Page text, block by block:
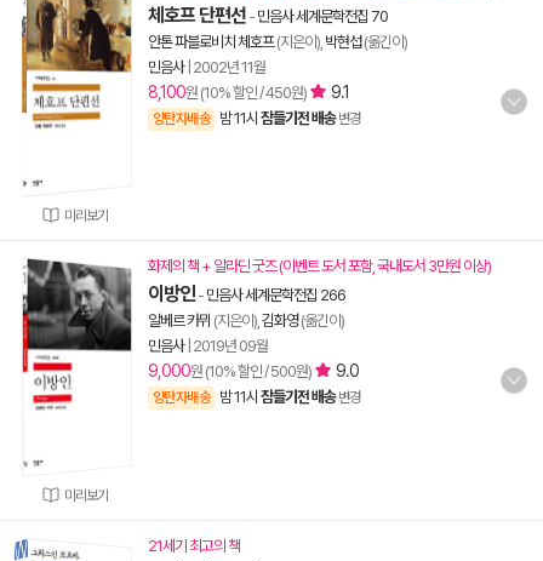
미리보기
체호프 단편선 - 민음사 세계문학전집 70
안톤 파블로비치 체호프(지은이), 박현섭(옮긴이)
민음사| 2002년 11월
8,100원 (10% 할인 / 450원) 9.1
양탄자배송 밤 11시 잠들기전 배송 변경
미리보기
화제의 책 + 알라딘 굿즈 (이벤트 도서 포함, 국내도서 3만원 이상)
이방인- 민음사 세계문학전집 266
알베르 카뮈 (지은이), 김화영(옮긴이)
민음사| 2019년 09월
9,000원 (10% 할인 / 500원) 9.0
양탄자배송 밤 11시 잠들기전 배송 변경
21세기 최고의 책